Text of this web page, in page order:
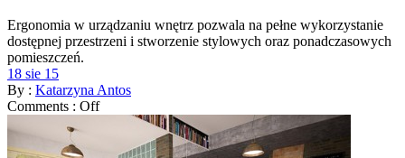
Ergonomia w urządzaniu wnętrz pozwala na pełne wykorzystanie
dostępnej przestrzeni i stworzenie stylowych oraz ponadczasowych
pomieszczeń.
18 sie 15
By : Katarzyna Antos
Comments : Off